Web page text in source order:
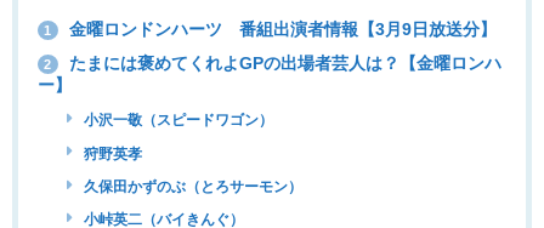
1 金曜ロンドンハーツ 番組出演者情報【3月9日放送分】
2
たまには褒めてくれよGPの出場者芸人は？【金曜ロンハ
ー】
小沢一敬（スピードワゴン）
狩野英孝
久保田かずのぶ（とろサーモン）
小峠英二（バイきんぐ）